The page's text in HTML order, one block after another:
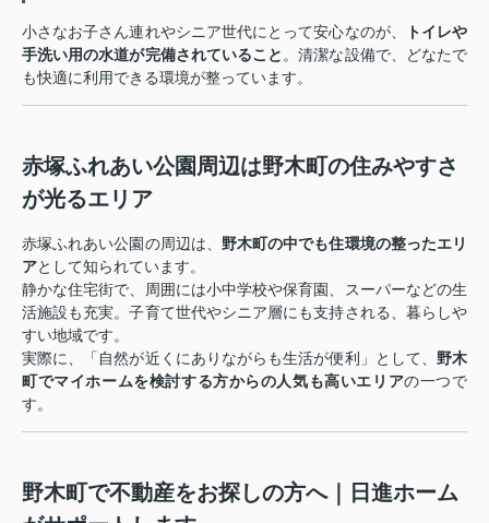
小さなお子さん連れやシニア世代にとって安心なのが、
トイレや
手洗い用の水道が完備されていること 。清潔な設備で、どなたで
も快適に利用できる環境が整っています。
赤塚ふれあい公園周辺は野木町の住みやすさ
が光るエリア
赤塚ふれあい公園の周辺は、 野木町の中でも住環境の整ったエリ
アとして知られています。
静かな住宅街で、周囲には小中学校や保育園、スーパーなどの生
活施設も充実。子育て世代やシニア層にも支持される、暮らしや
すい地域です。
実際に、「自然が近くにありながらも生活が便利」として、 野木
町でマイホームを検討する方からの人気も高いエリアの一つで
す。
野木町で不動産をお探しの方へ｜日進ホーム